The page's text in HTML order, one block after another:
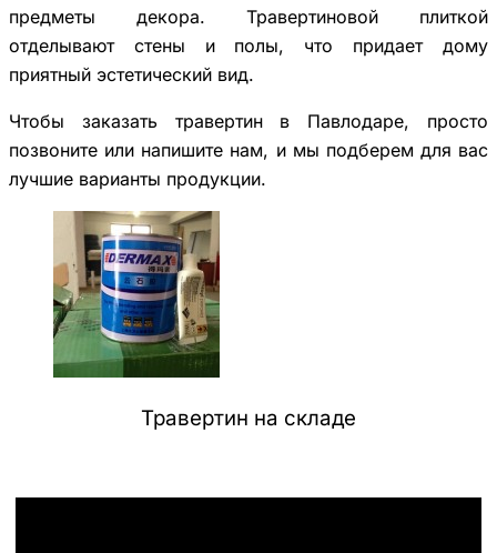
предметы декора. Травертиновой плиткой
отделывают стены и полы, что придает дому
приятный эстетический вид.
Чтобы заказать травертин в Павлодаре, просто
позвоните или напишите нам, и мы подберем для вас
лучшие варианты продукции.
Травертин на складе